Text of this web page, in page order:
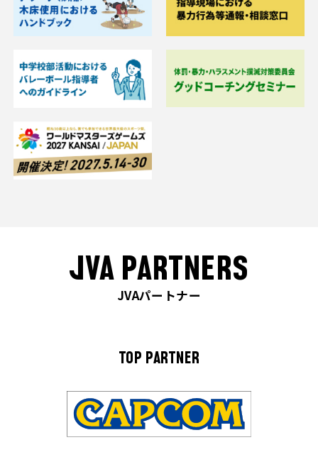
JVA PARTNERS
JVAパートナー
TOP PARTNER